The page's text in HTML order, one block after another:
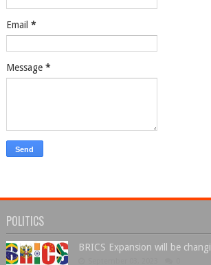
Email *
Message *
POLITICS
BRICS Expansion will be